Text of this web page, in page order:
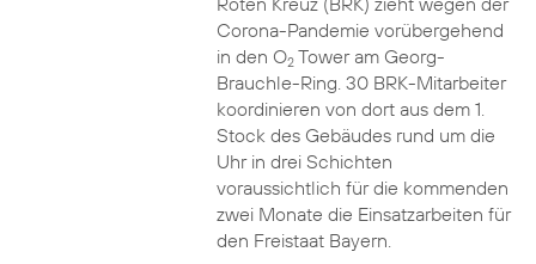
Corona-Pandemie vorübergehend
in den O2Tower am Georg-
Brauchle-Ring. 30 BRK-Mitarbeiter
koordinieren von dort aus dem 1.
Stock des Gebäudes rund um die
Uhr in drei Schichten
voraussichtlich für die kommenden
zwei Monate die Einsatzarbeiten für
den Freistaat Bayern.